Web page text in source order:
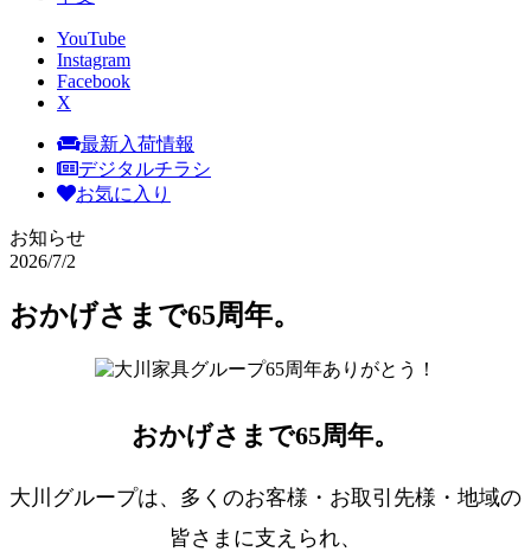
YouTube
Instagram
Facebook
X
最新入荷情報
デジタルチラシ
お気に入り
お知らせ
2026/7/2
おかげさまで65周年。
おかげさまで65周年。
大川グループは、多くのお客様・お取引先様・地域の
皆さまに支えられ、